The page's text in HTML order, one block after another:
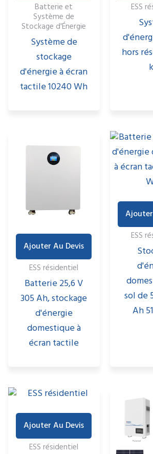
Batterie et
Système de
Stockage d'Énergie
Système de
stockage
d'énergie à écran
tactile 10240 Wh
ESS
hors
Ajouter Au Devis
ESS résidentiel
Batterie 25,6 V
305 Ah, stockage
d'énergie
domestique à
écran tactile
ESS
sol de
Ah
Ajouter Au Devis
ESS résidentiel